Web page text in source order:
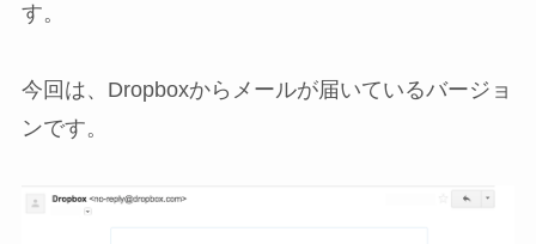
す。
今回は、Dropboxからメールが届いているバージョ
ンです。